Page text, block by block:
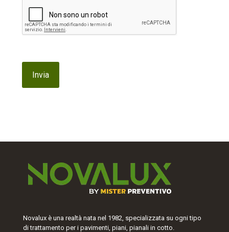
Novalux è una realtà nata nel 1982, specializzata su ogni tipo
di trattamento per i pavimenti, piani, pianali in cotto.